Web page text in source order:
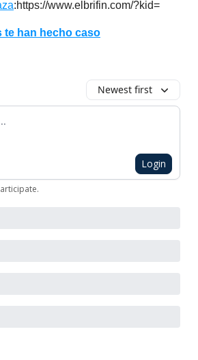
:https://www.elbrifin.com/?kid=
te han hecho caso
Newest first
Login
.